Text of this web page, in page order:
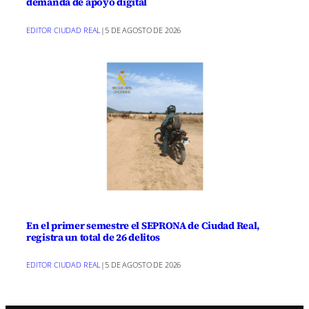
e
) e e
EDITOR CIUDAD REAL | 5 DE AGOSTO DE 2026
En el primer semestre el SEPRONA de Ciudad Real,
registra un total de 26 delitos
EDITOR CIUDAD REAL | 5 DE AGOSTO DE 2026